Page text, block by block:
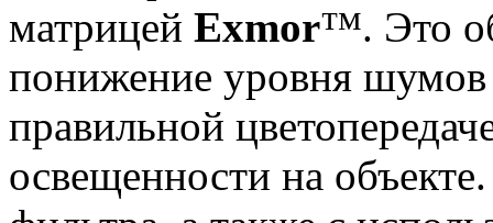
матрицей Exmor™. Это
понижение уровня шумов
правильной
освещенности на